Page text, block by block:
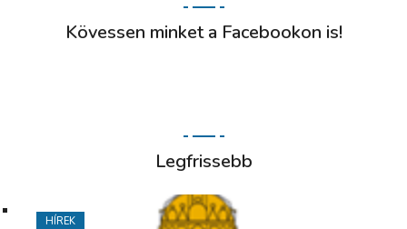
Kövessen minket a Facebookon is!
Legfrissebb
HÍREK